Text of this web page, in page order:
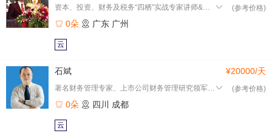
资本、投资、财务及税务“四栖”实战专家讲师&咨询师
0朵 广东 广州
(参考价格)
云
石斌
著名财务管理专家、上市公司财务管理研究领军人物
0朵 四川 成都
¥20000/天
(参考价格)
云